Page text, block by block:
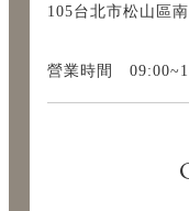
105台北市松山區
營業時間